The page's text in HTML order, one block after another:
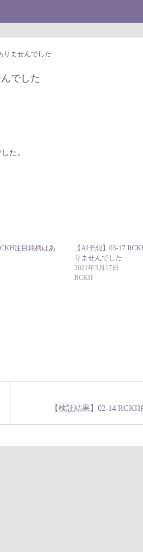
りませんでした
でした
た。
注目銘柄はあ
【AI予想】03-17
りませんでした
2021年3月17日
RCKH
【検証結果】02-14